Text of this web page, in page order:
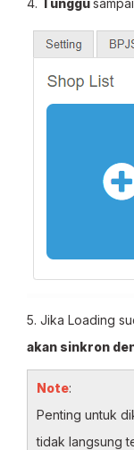
4. Tunggu
5. Jika Loading
akan sinkron
Note:
Penting untuk
tidak langsung